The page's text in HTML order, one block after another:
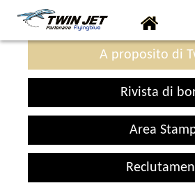
A proposito di
Rivista di
Area